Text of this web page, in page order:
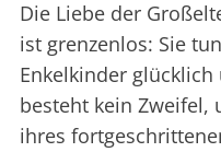
Die Liebe der
ist grenzenlos: Sie
Enkelkinder
besteht kein Zweifel,
ihres